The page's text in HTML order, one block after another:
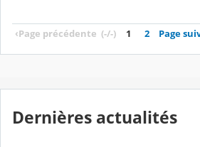
‹Page précédente (-/-) 1 2 Page
Dernières actualités